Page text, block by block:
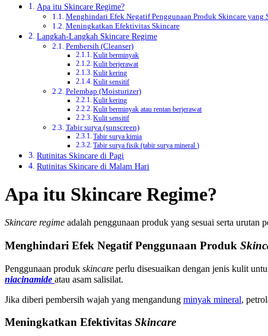
Apa itu Skincare Regime?
Menghindari Efek Negatif Penggunaan Produk Skincare yang
Meningkatkan Efektivitas Skincare
Langkah-Langkah Skincare Regime
Pembersih (Cleanser)
Kulit berminyak
Kulit berjerawat
Kulit kering
Kulit sensitif
Pelembap (Moisturizer)
Kulit kering
Kulit berminyak atau rentan berjerawat
Kulit sensitif
Tabir surya (sunscreen)
Tabir surya kimia
Tabir surya fisik (tabir surya mineral )
Rutinitas Skincare di Pagi
Rutinitas Skincare di Malam Hari
Apa itu Skincare Regime?
Skincare regime adalah penggunaan produk yang sesuai serta urutan
Menghindari Efek Negatif Penggunaan Produk
Penggunaan produk skincare perlu disesuaikan dengan jenis kulit
niacinamide atau asam salisilat.
Jika diberi pembersih wajah yang mengandung minyak mineral,
Meningkatkan Efektivitas Skincare